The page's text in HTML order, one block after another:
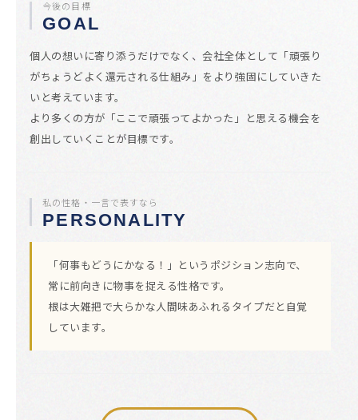
今後の目標
GOAL
個人の想いに寄り添うだけでなく、会社全体として「頑張り
がちょうどよく還元される仕組み」をより強固にしていきた
いと考えています。
より多くの方が「ここで頑張ってよかった」と思える機会を
創出していくことが目標です。
私の性格・一言で表すなら
PERSONALITY
「何事もどうにかなる！」というポジション志向で、
常に前向きに物事を捉える性格です。
根は大雑把で大らかな人間味あふれるタイプだと自覚
しています。